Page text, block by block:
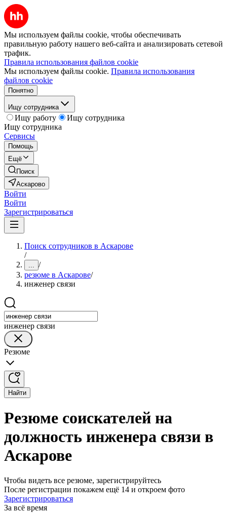
Мы используем файлы cookie, чтобы обеспечивать
правильную работу нашего веб-сайта и анализировать сетевой
трафик.
Правила использования файлов cookie
Мы используем файлы cookie. Правила использования
файлов cookie
Понятно
Ищу сотрудника
Ищу работу
Ищу сотрудника
Ищу сотрудника
Сервисы
Помощь
Ещё
Поиск
Аскарово
Войти
Войти
Зарегистрироваться
Поиск сотрудников в Аскарове
/
... /
резюме в Аскарове/
инженер связи
инженер связи
Резюме
Найти
Резюме соискателей на
должность инженера связи в
Аскарове
Чтобы видеть все резюме, зарегистрируйтесь
После регистрации покажем ещё 14 и откроем фото
Зарегистрироваться
За всё время